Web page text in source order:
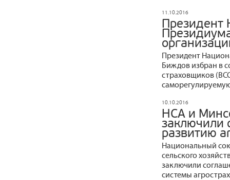
11.10.2016
Президент
Президент
Биждов избран в
страховщиков
10.10.2016
НСА и
заключили
развитию
Национальный
сельского
заключили
системы